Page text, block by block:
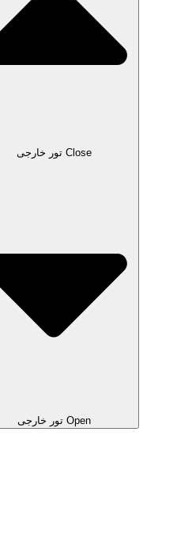
Close تور خارجی
Open تور خارجی